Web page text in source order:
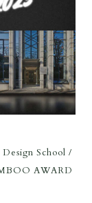
Design School /
AWARD